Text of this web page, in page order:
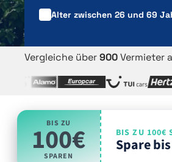
Alter zwischen 26 und 69
Vergleiche über900Vermieter
BIS ZU
100€
SPAREN
BIS ZU 100€
Spare